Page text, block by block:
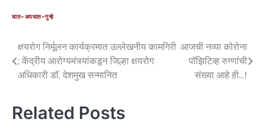
घात-अपघात-गुन्हे
क्षयरोग निर्मूलन कार्यक्रमात उल्लेखनीय कामगिरी
; केंद्रीय आरोग्यमंत्र्यांकडून जिल्हा क्षयरोग
अधिकारी डॉ. देशमुख सन्मानित
आजची नव्या कोरोना
पॉझिटिव्ह रुग्णांची
संख्या आहे ही…!
Related Posts